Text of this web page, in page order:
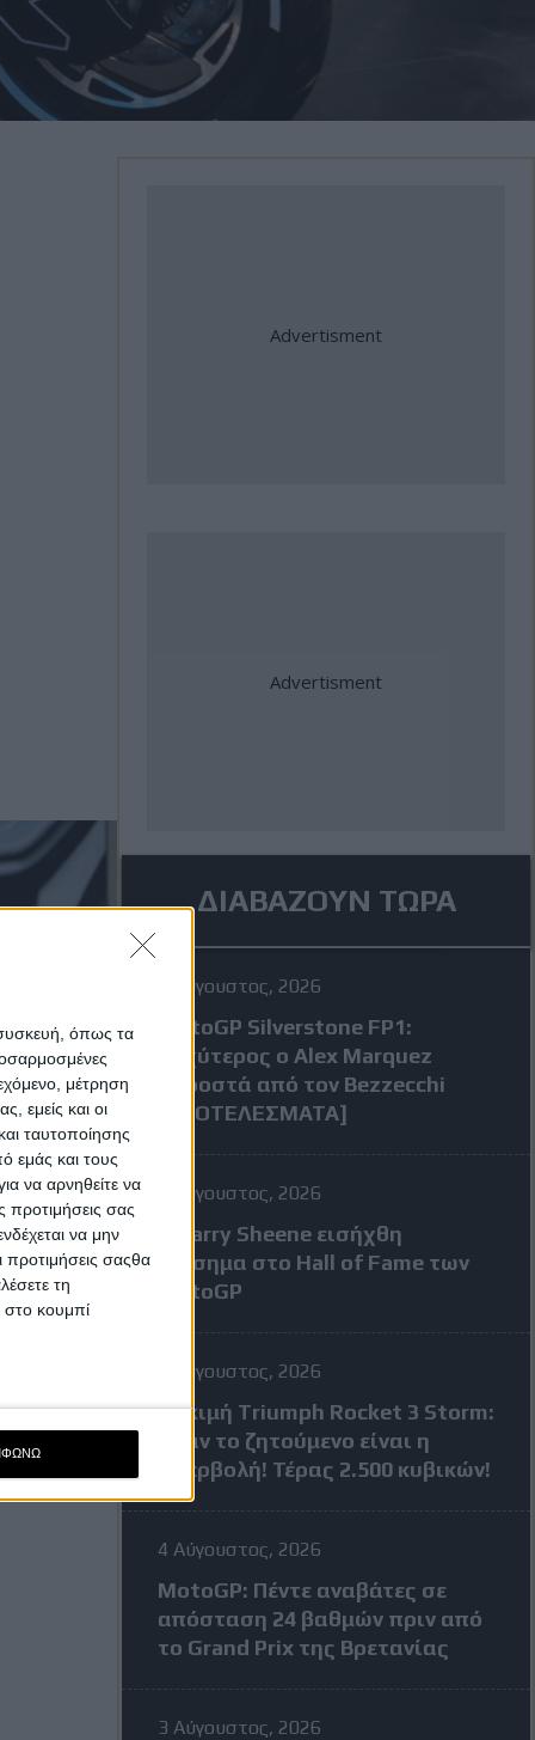
όπως τα
μέτρηση
εμείς και οι
ταυτοποίησης
εμάς και τους
να αρνηθείτε να
προτιμήσεις σας
να μην
προτιμήσεις σαςθα
τη
στο κουμπί
ΔΙΑΒΑΖΟΥΝ ΤΩΡΑ
7 Αύγουστος, 2026
MotoGP Silverstone FP1:
Ταχύτερος ο Alex Marquez
μπροστά από τον Bezzecchi
[ΑΠΟΤΕΛΕΣΜΑΤΑ]
7 Αύγουστος, 2026
Ο Barry Sheene εισήχθη
επίσημα στο Hall of Fame των
MotoGP
4 Αύγουστος, 2026
Δοκιμή Triumph Rocket 3 Storm:
Όταν το ζητούμενο είναι η
υπερβολή! Τέρας 2.500 κυβικών!
4 Αύγουστος, 2026
MotoGP: Πέντε αναβάτες σε
απόσταση 24 βαθμών πριν από
το Grand Prix της Βρετανίας
3 Αύγουστος, 2026